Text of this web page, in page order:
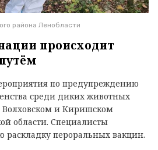
района Ленобласти
происходит
по предупреждению
среди диких животных
и Киришском
области. Специалисты
раскладку пероральных вакцин.